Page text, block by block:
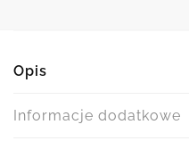
Opis
Informacje dodatkowe